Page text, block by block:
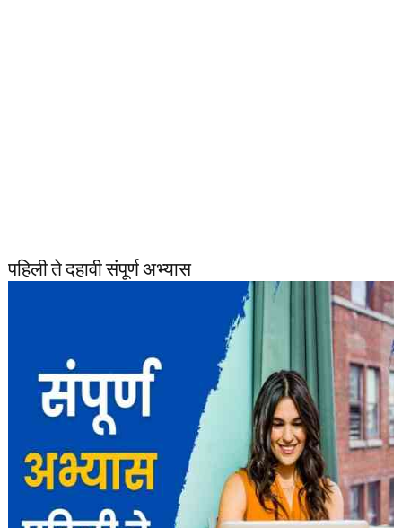
पहिली ते दहावी संपूर्ण अभ्यास